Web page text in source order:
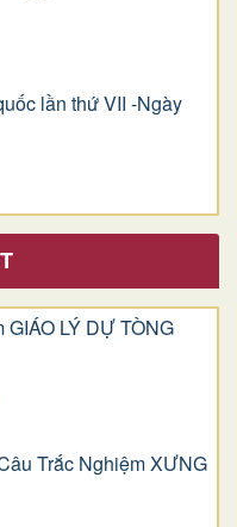
lần thứ VII -Ngày
LÝ DỰ TÒNG
Trắc Nghiệm XƯNG